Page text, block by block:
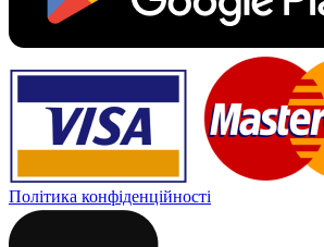
Політика конфіденційності